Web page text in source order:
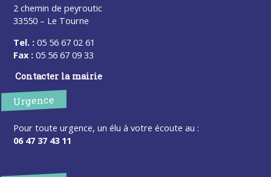
2 chemin de peyroutic
33550 – Le Tourne
Tel. : 05 56 67 02 61
Fax : 05 56 67 09 33
Contacter la mairie
Urgence
Pour toute urgence, un élu à votre écoute au :
06 47 37 43 11